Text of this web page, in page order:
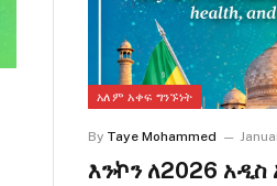
አለም አቀፍ ግንኙነት
By Taye Mohammed
እንኯን ለ2026